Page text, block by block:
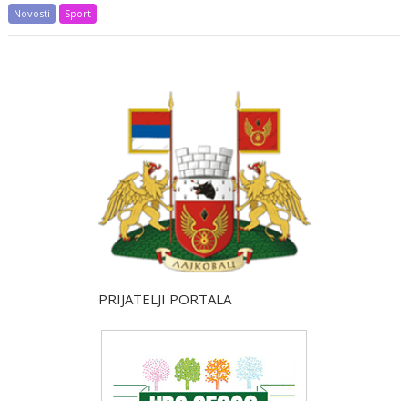
Novosti Sport
PRIJATELJI PORTALA